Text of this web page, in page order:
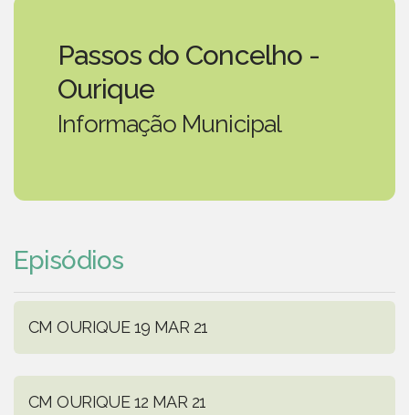
Passos do Concelho -
Ourique
Informação Municipal
Episódios
CM OURIQUE 19 MAR 21
CM OURIQUE 12 MAR 21